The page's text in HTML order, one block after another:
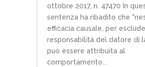
ottobre 2017, n. 47470 In
sentenza ha ribadito che
efficacia causale, per
responsabilità del datore di
può essere attribuita al
comportamento...